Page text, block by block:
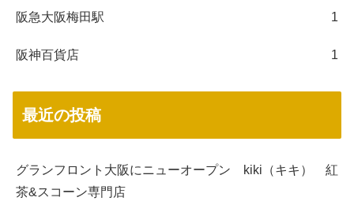
阪急大阪梅田駅 1
阪神百貨店 1
最近の投稿
グランフロント大阪にニューオープン kiki（キキ） 紅
茶&スコーン専門店